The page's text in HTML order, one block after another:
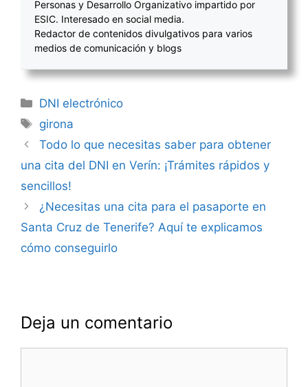
Personas y Desarrollo Organizativo impartido por
ESIC. Interesado en social media.
Redactor de contenidos divulgativos para varios
medios de comunicación y blogs
Categorías
DNI electrónico
Etiquetas
girona
Navegación
de
Todo lo que necesitas saber para obtener
una cita del DNI en Verín: ¡Trámites rápidos y
sencillos!
¿Necesitas una cita para el pasaporte en
Santa Cruz de Tenerife? Aquí te explicamos
cómo conseguirlo
Deja un comentario